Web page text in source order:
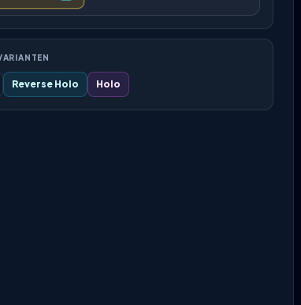
Reverse Holo Holo